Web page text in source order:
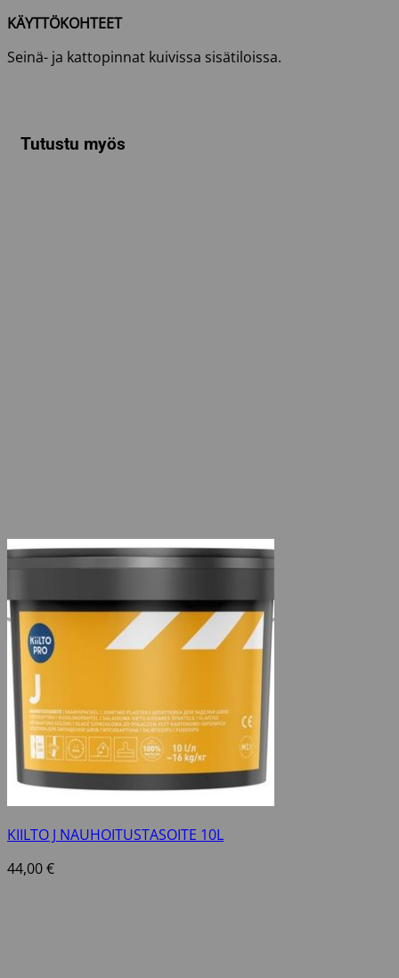
KÄYTTÖKOHTEET
Seinä- ja kattopinnat kuivissa sisätiloissa.
Tutustu myös
KIILTO J NAUHOITUSTASOITE 10L
44,00€